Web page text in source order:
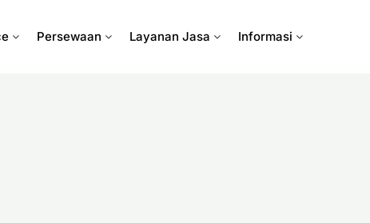
Persewaan Layanan Jasa Informasi